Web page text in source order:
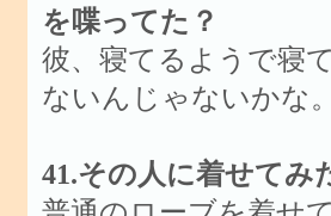
を喋ってた？
彼、寝てるようで寝
ないんじゃないかな
41.その人に着せてみ